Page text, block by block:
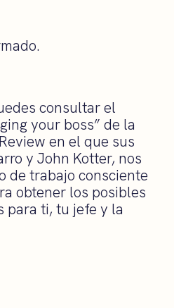
consultar el
your boss” de la
en el que sus
y John Kotter, nos
de trabajo consciente
obtener los posibles
para ti, tu jefe y la